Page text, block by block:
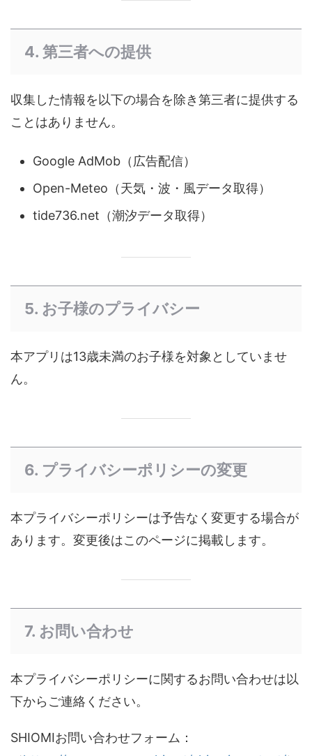
4. 第三者への提供
収集した情報を以下の場合を除き第三者に提供する
ことはありません。
Google AdMob（広告配信）
Open-Meteo（天気・波・風データ取得）
tide736.net（潮汐データ取得）
5. お子様のプライバシー
本アプリは13歳未満のお子様を対象としていませ
ん。
6. プライバシーポリシーの変更
本プライバシーポリシーは予告なく変更する場合が
あります。変更後はこのページに掲載します。
7. お問い合わせ
本プライバシーポリシーに関するお問い合わせは以
下からご連絡ください。
SHIOMIお問い合わせフォーム：